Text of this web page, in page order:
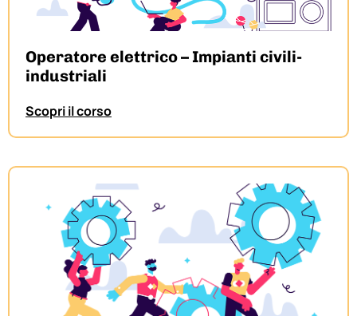
Operatore elettrico – Impianti civili-
industriali
Scopri il corso